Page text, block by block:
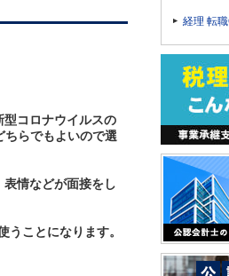
コロナウイルスの
らでもよいので選
情などが面接をし
ことになります。
経理 転